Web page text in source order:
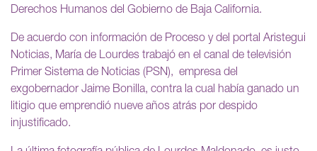
Derechos Humanos del Gobierno de Baja California.
De acuerdo con información de Proceso y del portal Aristegui
Noticias, María de Lourdes trabajó en el canal de televisión
Primer Sistema de Noticias (PSN), empresa del
exgobernador Jaime Bonilla, contra la cual había ganado un
litigio que emprendió nueve años atrás por despido
injustificado.